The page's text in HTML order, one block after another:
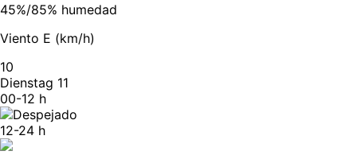
45%/85% humedad
Viento E (km/h)
10
Dienstag 11
00-12 h
12-24 h